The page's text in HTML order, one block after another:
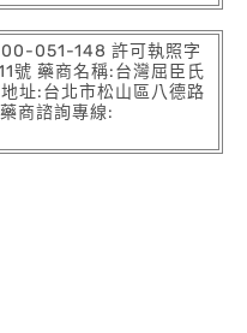
051-148 許可執照字
號 藥商名稱:台灣屈臣氏
址:台北市松山區八德路
商諮詢專線: